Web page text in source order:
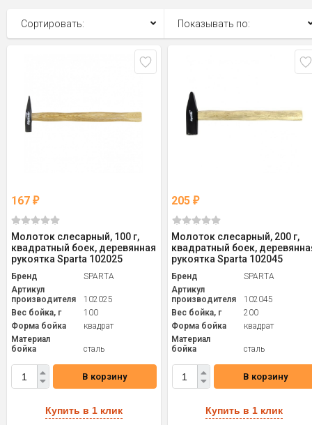
Сортировать: Показывать по:
167 ₽
Молоток слесарный, 100 г,
квадратный боек, деревянная
рукоятка Sparta 102025
Бренд
SPARTA
Артикул
производителя
102025
Вес бойка, г
100
Форма бойка
квадрат
Материал
бойка
сталь
В корзину
Купить в 1 клик
205₽
Молоток слесарный, 200 г,
квадратный боек,
рукоятка Sparta 102045
Бренд
SPARTA
Артикул
производителя
102045
Вес бойка, г
200
Форма бойка
квадрат
Материал
бойка
сталь
В корзину
Купить в 1 клик